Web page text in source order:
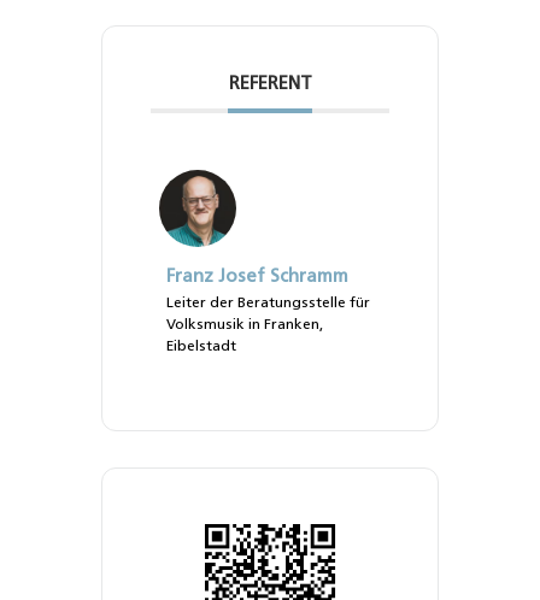
REFERENT
Franz Josef Schramm
Leiter der Beratungsstelle für
Volksmusik in Franken,
Eibelstadt